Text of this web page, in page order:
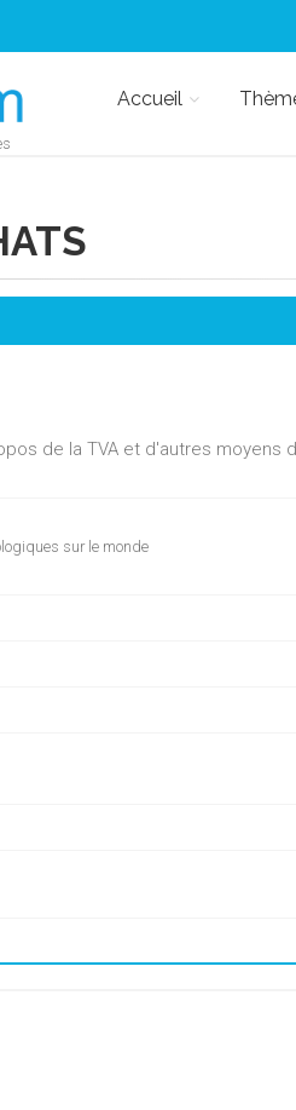
Accueil
de la TVA et d'autres moyens
sur le monde